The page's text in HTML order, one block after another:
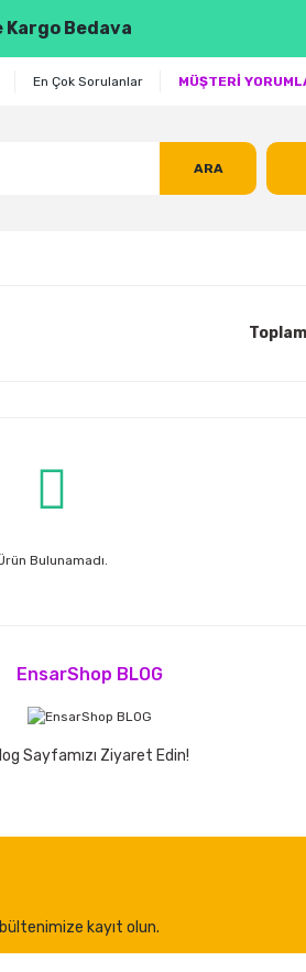
Kargo Bedava
En Çok Sorulanlar MÜŞTERİ
ARA
Bulunamadı.
EnsarShop BLOG
Sayfamızı Ziyaret Edin!
kayıt olun.